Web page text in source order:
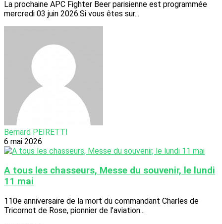
La prochaine APC Fighter Beer parisienne est programmée
mercredi 03 juin 2026.Si vous êtes sur...
Bernard PEIRETTI
6 mai 2026
A tous les chasseurs, Messe du souvenir, le lundi
11 mai
110e anniversaire de la mort du commandant Charles de
Tricornot de Rose, pionnier de l’aviation...